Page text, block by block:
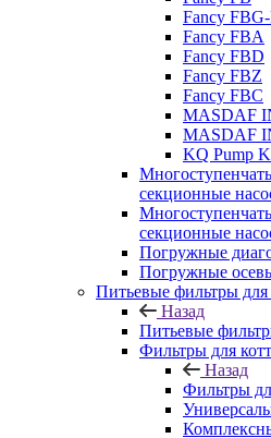
Fancy
Fancy FBA
Fancy FBD
Fancy FBZ
Fancy FBC
MASDAF
MASDAF
KQ Pump
секционные
секционные
Погружные
Погружные
Питьевые фильтры
Назад
Питьевые
Фильтры для
Назад
Фильтры